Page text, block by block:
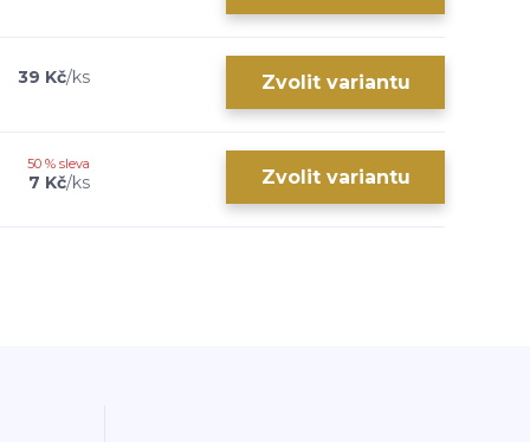
39 Kč/ks Zvolit variantu
50 % sleva
7 Kč/ks Zvolit variantu